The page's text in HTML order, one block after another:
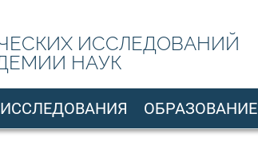
ИССЛЕДОВАНИЙ
НАУК
ИССЛЕДОВАНИЯ ОБРАЗОВАНИЕ